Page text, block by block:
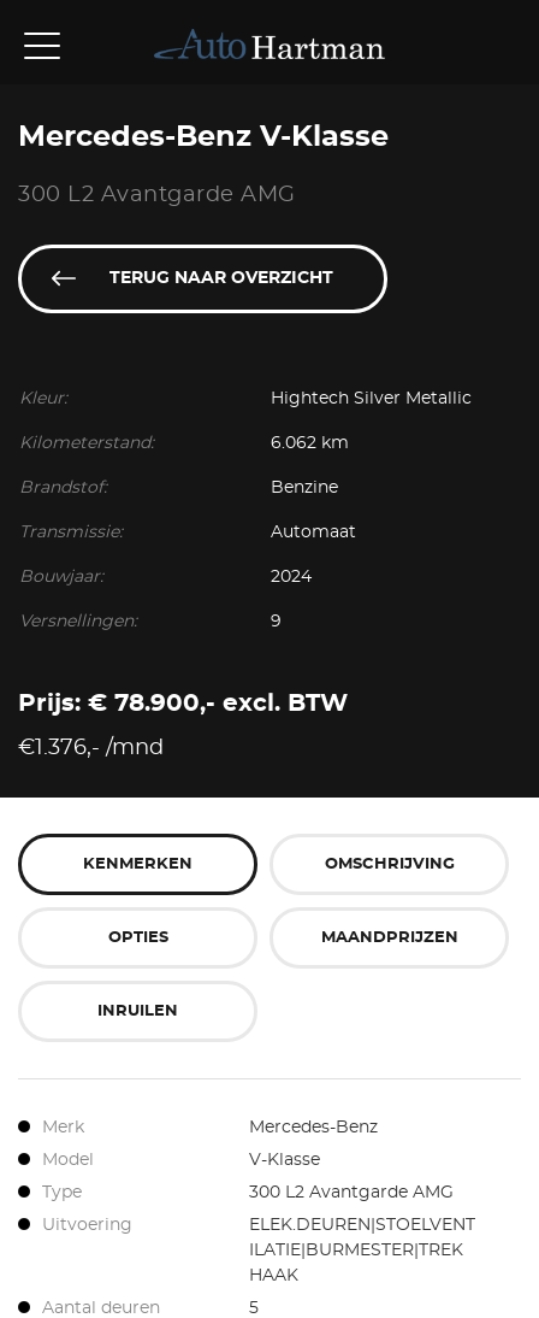
Mercedes-Benz V-Klasse
300 L2 Avantgarde AMG
TERUG NAAR OVERZICHT
Kleur: Hightech Silver Metallic
Kilometerstand: 6.062 km
Brandstof: Benzine
Transmissie: Automaat
Bouwjaar: 2024
Versnellingen: 9
Prijs: € 78.900,- excl. BTW
€1.376,- /mnd
KENMERKEN OMSCHRIJVING
OPTIES MAANDPRIJZEN
INRUILEN
Merk
Mercedes-Benz
Model
V-Klasse
Type
300 L2 Avantgarde AMG
Uitvoering
ELEK.DEUREN|STOELVENT
ILATIE|BURMESTER|TREK
HAAK
Aantal deuren
5